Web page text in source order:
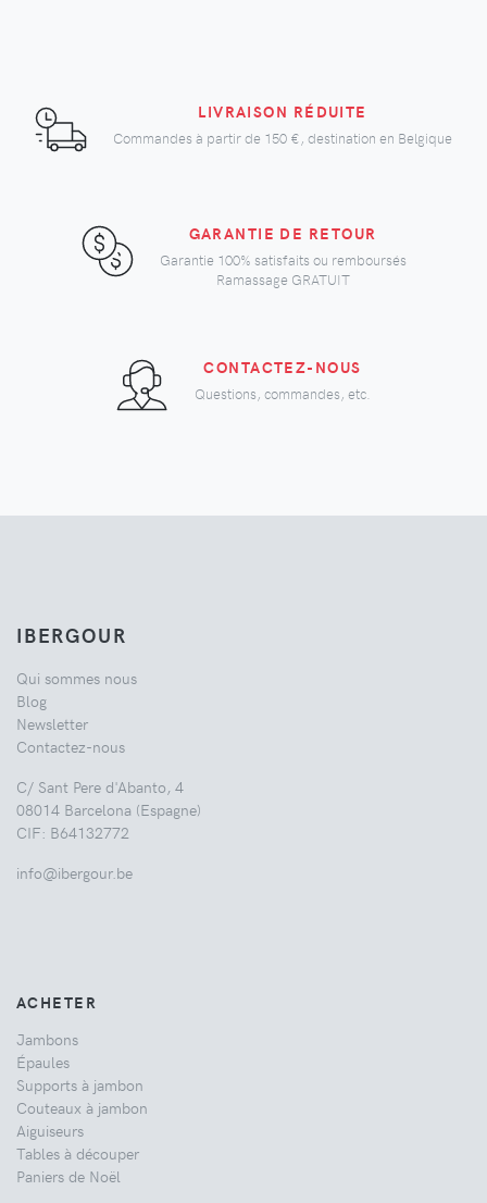
LIVRAISON RÉDUITE
Commandes à partir de 150 €, destination en Belgique
GARANTIE DE RETOUR
Garantie 100% satisfaits ou remboursés
Ramassage GRATUIT
CONTACTEZ-NOUS
Questions, commandes, etc.
IBERGOUR
Qui sommes nous
Blog
Newsletter
Contactez-nous
C/ Sant Pere d'Abanto, 4
08014 Barcelona (Espagne)
CIF: B64132772
info@ibergour.be
ACHETER
Jambons
Épaules
Supports à jambon
Couteaux à jambon
Aiguiseurs
Tables à découper
Paniers de Noël